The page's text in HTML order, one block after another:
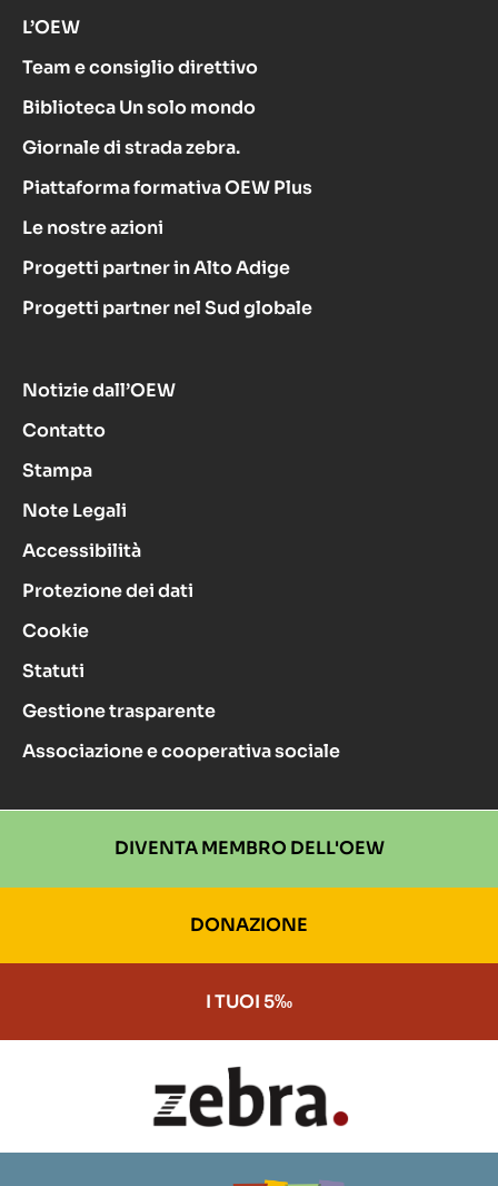
L’OEW
Team e consiglio direttivo
Biblioteca Un solo mondo
Giornale di strada zebra.
Piattaforma formativa OEW Plus
Le nostre azioni
Progetti partner in Alto Adige
Progetti partner nel Sud globale
Notizie dall’OEW
Contatto
Stampa
Note Legali
Accessibilità
Protezione dei dati
Cookie
Statuti
Gestione trasparente
Associazione e cooperativa sociale
DIVENTA MEMBRO DELL'OEW
DONAZIONE
I TUOI 5‰